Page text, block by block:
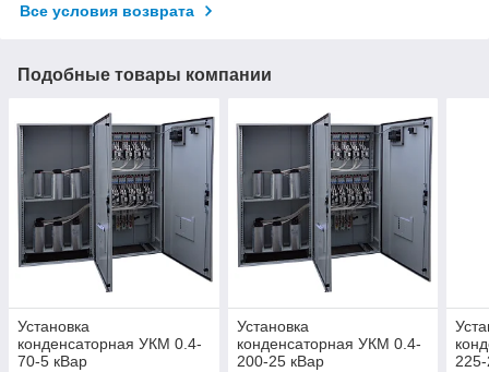
Все условия возврата
Подобные товары компании
Установка
конденсаторная УКМ 0.4-
70-5 кВар
Установка
конденсаторная УКМ 0.4-
200-25 кВар